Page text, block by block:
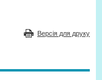
Версія для друку